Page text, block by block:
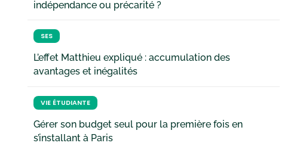
indépendance ou précarité ?
SES
L’effet Matthieu expliqué : accumulation des
avantages et inégalités
VIE ÉTUDIANTE
Gérer son budget seul pour la première fois en
s’installant à Paris